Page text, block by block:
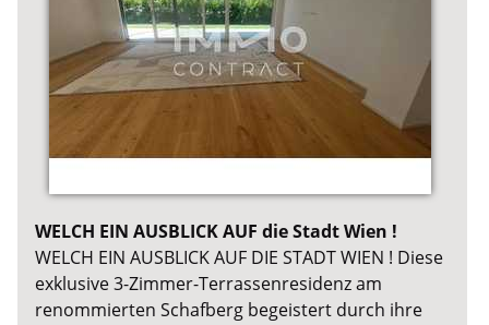
WELCH EIN AUSBLICK AUF die Stadt Wien !
WELCH EIN AUSBLICK AUF DIE STADT WIEN ! Diese
exklusive 3-Zimmer-Terrassenresidenz am
renommierten Schafberg begeistert durch ihre